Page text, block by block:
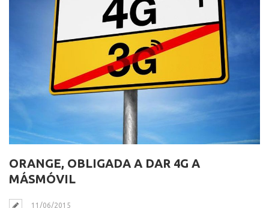
ORANGE, OBLIGADA A DAR 4G A
MÁSMÓVIL
11/06/2015